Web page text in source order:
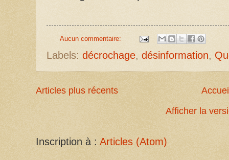
Aucun commentaire:
Labels: décrochage, désinformation,
Articles plus récents
Afficher la
Inscription à : Articles (Atom)